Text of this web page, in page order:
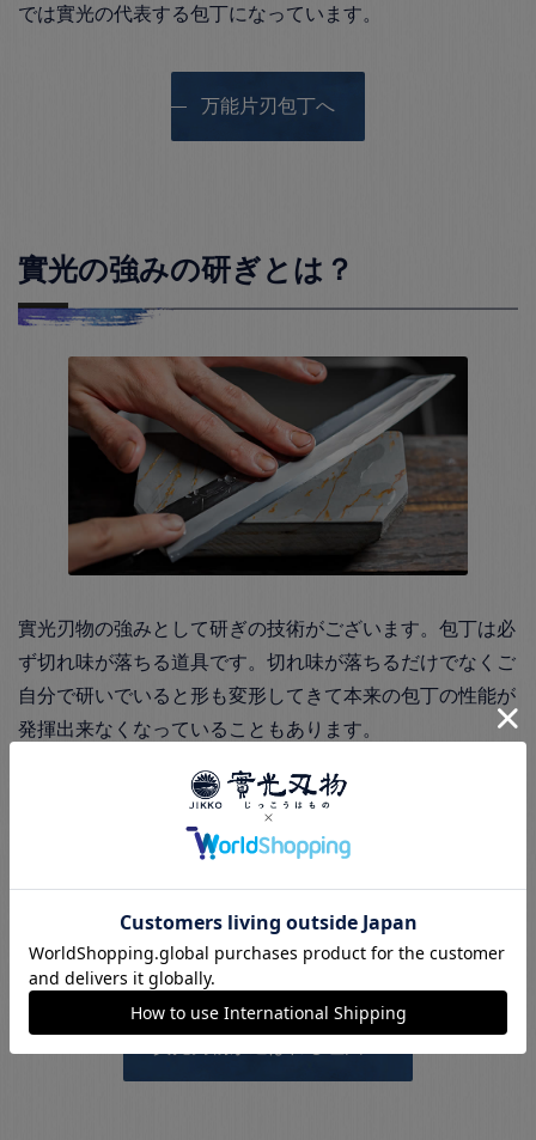
では實光の代表する包丁になっています。
万能片刃包丁へ
實光の強みの研ぎとは？
實光刃物の強みとして研ぎの技術がございます。包丁は必
ず切れ味が落ちる道具です。切れ味が落ちるだけでなくご
自分で研いでいると形も変形してきて本来の包丁の性能が
発揮出来なくなっていることもあります。
そのような状態になっても實光刃物では一から包丁を研い
でいる職人が元の状態に戻します。他店であれば研ぎ直し
だけを行なっている職人が行いますが、その場合は根本的
な包丁の形状の修復は難しいです。實光刃物の包丁製造職
人が行う事で根本的な修復が出来ます。ですので、實光刃
物で購入した包丁は安心してお使い頂けます。